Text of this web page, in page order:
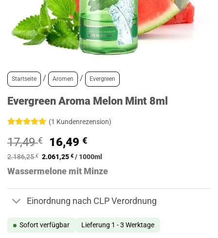
Startseite / Aromen / Evergreen
Evergreen Aroma Melon Mint 8ml
mit5von
5, basierend
auf
(1 Kundenrezension)
17,49€
Ursprünglicher
Preis
war:
17,49 €
16,49€Aktueller
Preis
ist:
16,49 €.
2.186,25€ 2.061,25€ / 1000ml
Wassermelone mit Minze
Einordnung nach CLP Verordnung
Sofort verfügbar Lieferung 1 - 3 Werktage